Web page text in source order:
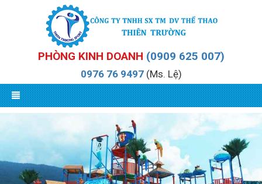
PHÒNG KINH DOANH (0909 625 007)
0976 76 9497(Ms. Lệ)